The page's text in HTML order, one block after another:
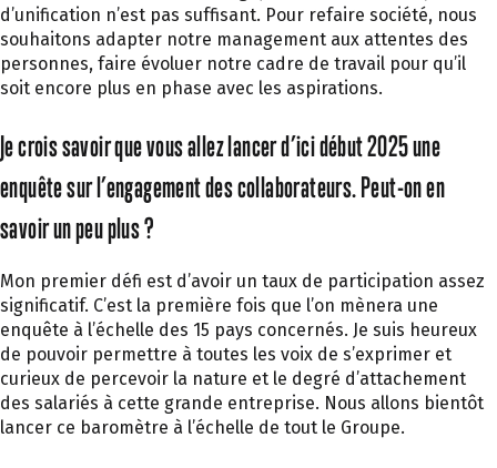
d’unification n’est pas suffisant. Pour refaire société, nous
souhaitons adapter notre management aux attentes des
personnes, faire évoluer notre cadre de travail pour qu’il
soit encore plus en phase avec les aspirations.
Je crois savoir que vous allez lancer d’ici début 2025 une
enquête sur l’engagement des collaborateurs. Peut-on en
savoir un peu plus ?
Mon premier défi est d’avoir un taux de participation assez
significatif. C’est la première fois que l’on mènera une
enquête à l’échelle des 15 pays concernés. Je suis heureux
de pouvoir permettre à toutes les voix de s’exprimer et
curieux de percevoir la nature et le degré d’attachement
des salariés à cette grande entreprise. Nous allons bientôt
lancer ce baromètre à l’échelle de tout le Groupe.